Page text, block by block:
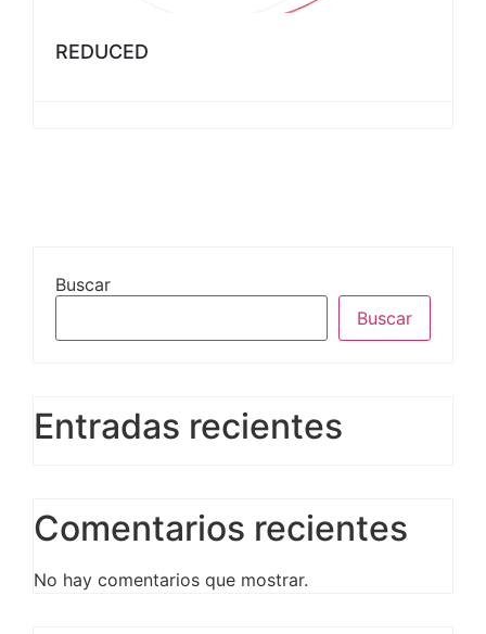
REDUCED
Buscar
Buscar
Entradas recientes
Comentarios recientes
No hay comentarios que mostrar.